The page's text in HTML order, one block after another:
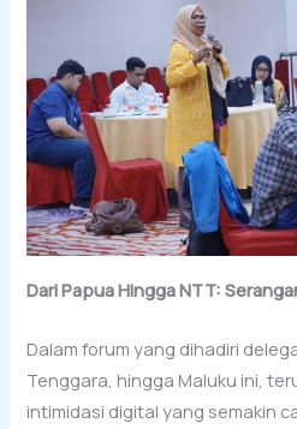
Dari Papua Hingga NTT:
Dalam forum yang dihadiri
Tenggara, hingga Maluku ini,
intimidasi digital yang semakin